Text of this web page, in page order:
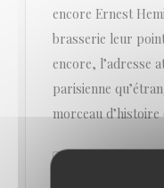
encore Ernest
brasserie leur
encore, l’adresse
parisienne
morceau